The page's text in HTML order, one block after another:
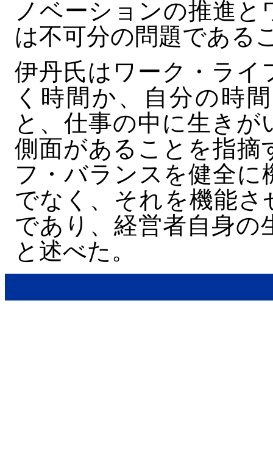
ノベーションの推進
は不可分の問題である
伊丹氏はワーク・ライ
く時間か、自分の時
と、仕事の中に生き
側面があることを指摘
フ・バランスを健全
でなく、それを機能
であり、経営者自身
と述べた。